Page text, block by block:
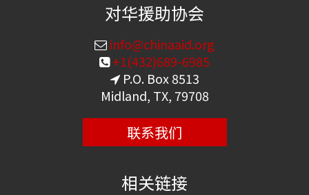
对华援助协会
info@chinaaid.org
+1(432)689-6985
P.O. Box 8513
Midland, TX, 79708
联系我们
相关链接